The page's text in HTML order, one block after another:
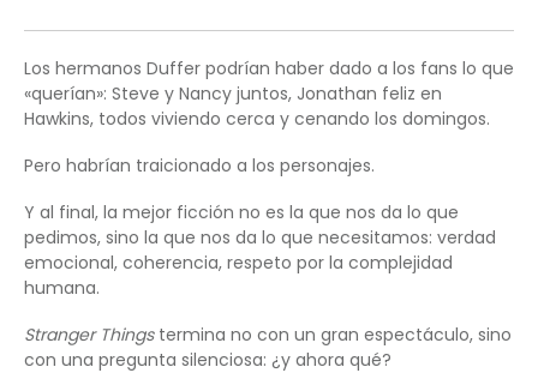
Los hermanos Duffer podrían haber dado a los fans lo que
«querían»: Steve y Nancy juntos, Jonathan feliz en
Hawkins, todos viviendo cerca y cenando los domingos.
Pero habrían traicionado a los personajes.
Y al final, la mejor ficción no es la que nos da lo que
pedimos, sino la que nos da lo que necesitamos: verdad
emocional, coherencia, respeto por la complejidad
humana.
Stranger Thingstermina no con un gran espectáculo, sino
con una pregunta silenciosa: ¿y ahora qué?